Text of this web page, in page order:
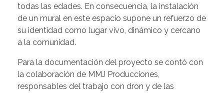
todas las edades. En consecuencia, la instalación
de un mural en este espacio supone un refuerzo de
su identidad como lugar vivo, dinámico y cercano
a la comunidad.
Para la documentación del proyecto se contó con
la colaboración de MMJ Producciones,
responsables del trabajo con dron y de las